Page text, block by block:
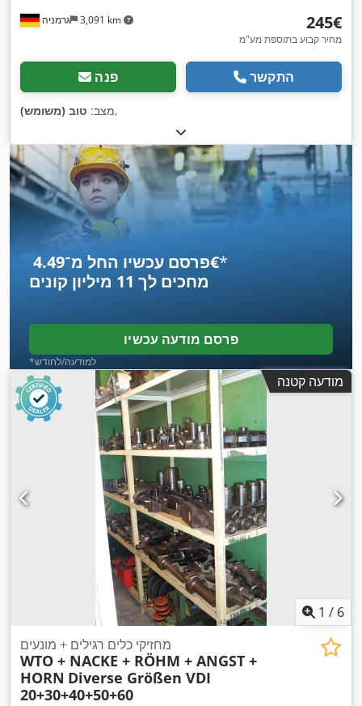
גרמניה 3,091 km ‏245 ‏€
מחיר קבוע בתוספת מע"מ
פנה התקשר
מצב: טוב (משומש) ,
פרסם עכשיו החל מ־‏4.49 ‏€*
מחכים לך 11 מיליון קונים
פרסם מודעה עכשיו
*למודעה/לחודש
מודעה קטנה
1 / 6
מחזיקי כלים רגילים + מונעים
WTO + NACKE + RÖHM + ANGST +
HORN Diverse Größen VDI
20+30+40+50+60